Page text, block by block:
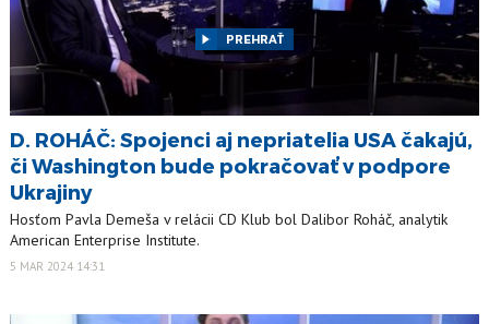
PREHRAŤ
D. ROHÁČ: Spojenci aj nepriatelia USA čakajú,
či Washington bude pokračovať v podpore
Ukrajiny
Hosťom Pavla Demeša v relácii CD Klub bol Dalibor Roháč, analytik
American Enterprise Institute.
5 MAR 2024 14:31